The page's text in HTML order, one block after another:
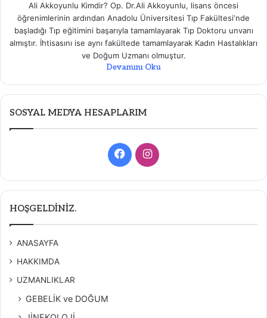
Ali Akkoyunlu Kimdir? Op. Dr.Ali Akkoyunlu, lisans öncesi
öğrenimlerinin ardından Anadolu Üniversitesi Tıp Fakültesi‘nde
başladığı Tıp eğitimini başarıyla tamamlayarak Tıp Doktoru unvanı
almıştır. İhtisasını ise aynı fakültede tamamlayarak Kadın Hastalıkları
ve Doğum Uzmanı olmuştur.
Devamını Oku
SOSYAL MEDYA HESAPLARIM
FacebookInstagram
HOŞGELDİNİZ.
ANASAYFA
HAKKIMDA
UZMANLIKLAR
GEBELİK ve DOĞUM